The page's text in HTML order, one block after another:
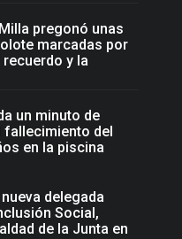
pregonó unas
marcadas por
y la
un minuto de
fallecimiento del
en la piscina
delegada
Social,
de la Junta en